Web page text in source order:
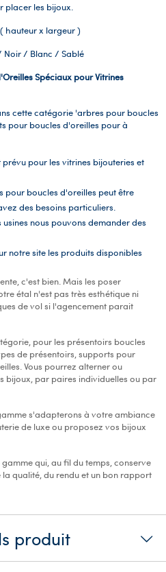
placer les bijoux.
hauteur x largeur )
Noir / Blanc / Sablé
Spéciaux pour Vitrines
cette catégorie 'arbres pour boucles
pour boucles d'oreilles pour à
pour les vitrines bijouteries et
pour boucles d'oreilles peut être
des besoins particuliers.
nous pouvons demander des
notre site les produits disponibles
c'est bien. Mais les poser
étal n'est pas très esthétique ni
de vol si l'agencement parait
pour les présentoirs boucles
de présentoirs, supports pour
Vous pourrez alterner ou
bijoux, par paires individuelles ou par
s'adapterons à votre ambiance
de luxe ou proposez vos bijoux
qui, au fil du temps, conserve
qualité, du rendu et un bon rapport
produit